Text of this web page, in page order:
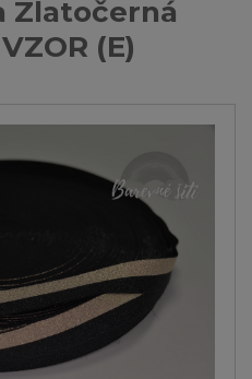
Zlatočerná
(E)